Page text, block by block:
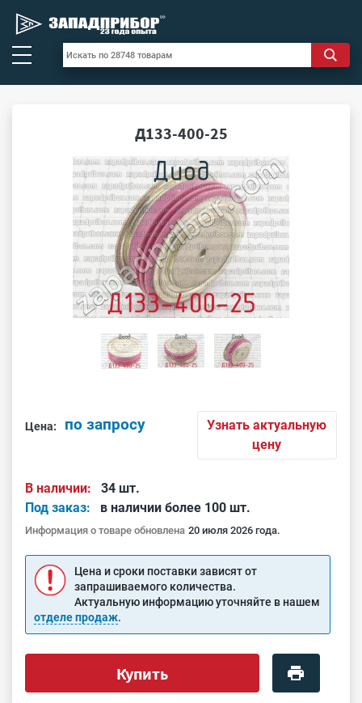
Д133-400-25
Цена: по запросу
Узнать актуальную
цену
В наличии:
34 шт.
Под заказ:
в наличии более 100 шт.
Информация о товаре обновлена 20 июля 2026 года.
Цена и сроки поставки зависят от
запрашиваемого количества.
Актуальную информацию уточняйте в нашем
отделе продаж.
Купить